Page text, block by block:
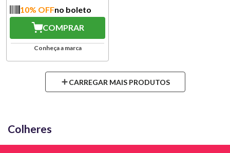
10% OFFno boleto
COMPRAR
Conheça a marca
Colheres